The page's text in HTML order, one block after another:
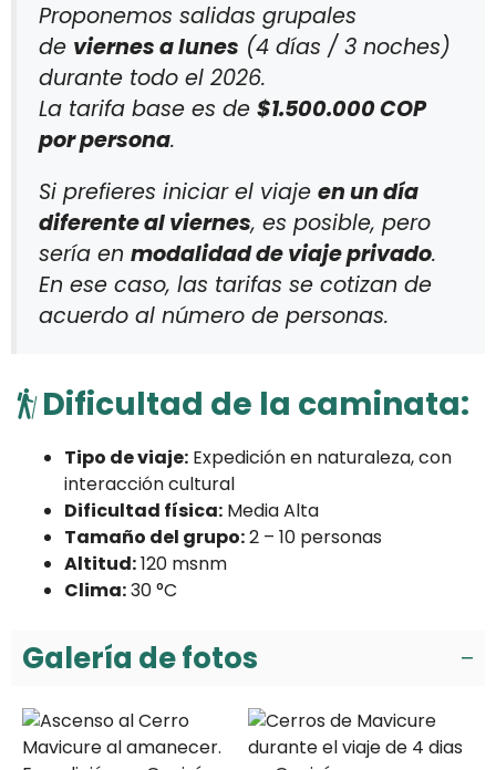
Proponemos salidas grupales
de viernes a lunes (4 días / 3 noches)
durante todo el 2026.
La tarifa base es de $1.500.000 COP
por persona.
Si prefieres iniciar el viaje en un día
diferente al viernes, es posible, pero
sería en modalidad de viaje privado.
En ese caso, las tarifas se cotizan de
acuerdo al número de personas.
Dificultad de la caminata:
Tipo de viaje: Expedición en naturaleza, con
interacción cultural
Dificultad física: Media Alta
Tamaño del grupo:2 – 10 personas
Altitud:120 msnm
Clima:30 °C
Galería de fotos